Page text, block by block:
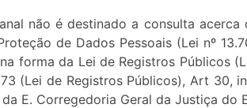
não é destinado a consulta
de Dados Pessoais (Lei nº
forma da Lei de Registros Públicos
(Lei de Registros Públicos), Art 30,
E. Corregedoria Geral da Justiça do